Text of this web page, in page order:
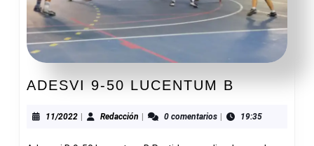
ADESVI 9-50 LUCENTUM B
50
11/202211/2022Redacción Redacción0 comentarios 19:35